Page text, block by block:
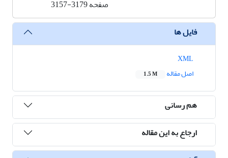
صفحه3157-3179
فایل ها
اصل مقاله
1.5 M
هم رسانی
ارجاع به این مقاله